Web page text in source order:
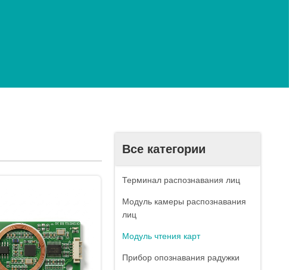
Все категории
Терминал распознавания лиц
Модуль камеры распознавания
лиц
Модуль чтения карт
Прибор опознавания радужки